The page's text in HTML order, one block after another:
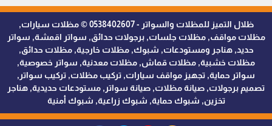
ظلال التميز للمظلات والسواتر - 0538402607 © مظلات سيارات,
مظلات مواقف, مظلات جلسات, برجولات حدائق, سواتر اقمشة, سواتر
حديد, هناجر ومستودعات, شبوك, مظلات خارجية, مظلات حدائق,
مظلات خشبية, مظلات قماش, مظلات معدنية, سواتر خصوصية,
سواتر حماية, تجهيز مواقف سيارات, تركيب مظلات, تركيب سواتر,
تصميم برجولات, صيانة مظلات, صيانة سواتر, مستودعات حديدية, هناجر
تخزين, شبوك حماية, شبوك زراعية, شبوك أمنية